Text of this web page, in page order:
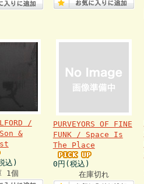
/
&
込)
1個
PURVEYORS OF FINE
FUNK / Space Is
The Place
0円(税込)
在庫切れ